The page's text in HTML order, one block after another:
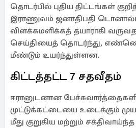
தொடர்பில் புதிய திட்டங்கள்
இராணுவம் ஜனாதிபதி டொனால்ட்
விளக்கமளிக்கத் தயாராகி
செய்தியைத் தொடர்ந்து,
மீண்டும் உயர்ந்துள்ளன.
கிட்டத்தட்ட 7 சதவீதம்
ஈரானுடனான
முட்டுக்கட்டையை உடைக்கும்
மீது குறுகிய மற்றும்